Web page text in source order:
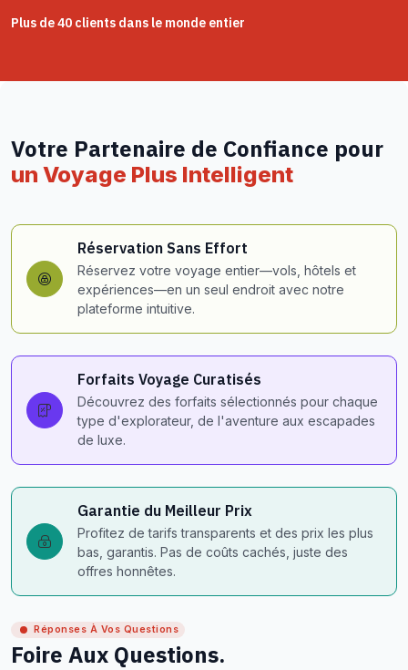
Plus de 40 clients dans le monde entier
Votre Partenaire de Confiance pour
un Voyage Plus Intelligent
Réservation Sans Effort
Réservez votre voyage entier—vols, hôtels et
expériences—en un seul endroit avec notre
plateforme intuitive.
Forfaits Voyage Curatisés
Découvrez des forfaits sélectionnés pour chaque
type d'explorateur, de l'aventure aux escapades
de luxe.
Garantie du Meilleur Prix
Profitez de tarifs transparents et des prix les plus
bas, garantis. Pas de coûts cachés, juste des
offres honnêtes.
Réponses À Vos Questions
Foire Aux Questions.